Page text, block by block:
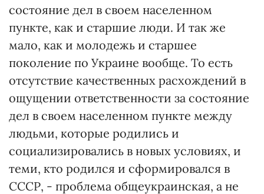
состояние дел в своем населенном
пункте, как и старшие люди. И так же
мало, как и молодежь и старшее
поколение по Украине вообще. То есть
отсутствие качественных расхождений в
ощущении ответственности за состояние
дел в своем населенном пункте между
людьми, которые родились и
социализировались в новых условиях, и
теми, кто родился и сформировался в
СССР, - проблема общеукраинская, а не